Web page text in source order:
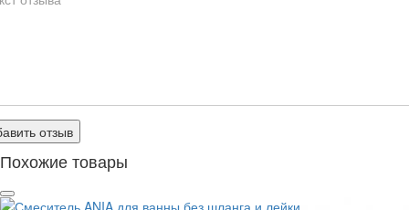
отзыв
Похожие товары